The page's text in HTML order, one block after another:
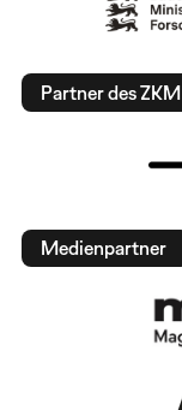
Partner des ZKM
Medienpartner